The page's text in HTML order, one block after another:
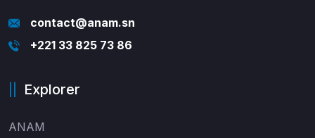
contact@anam.sn
+221 33 825 73 86
Explorer
ANAM